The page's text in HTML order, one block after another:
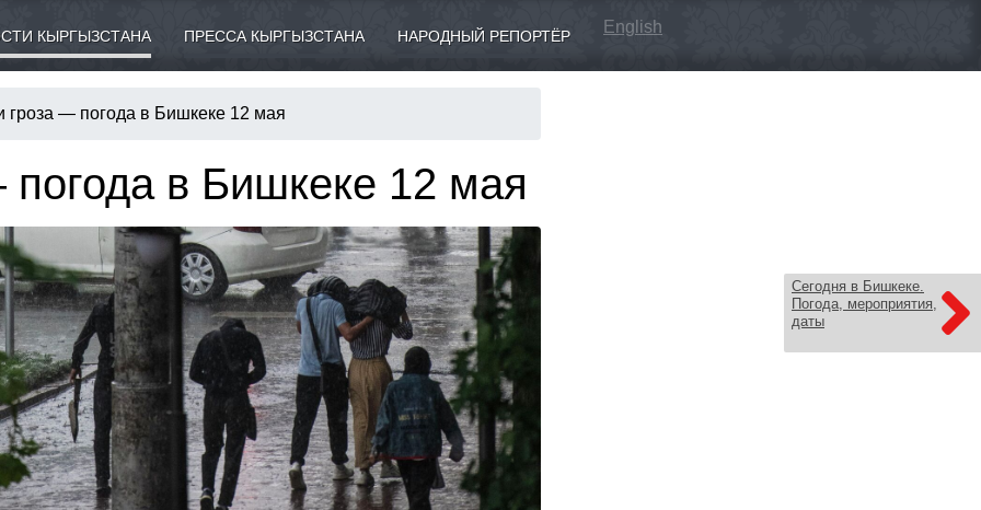
КЫРГЫЗСТАНА ПРЕССА КЫРГЫЗСТАНА НАРОДНЫЙ РЕПОРТЁР English
гроза — погода в Бишкеке 12 мая
Сегодня в Бишкеке.
Погода, мероприятия,
даты
в Бишкеке 12 мая